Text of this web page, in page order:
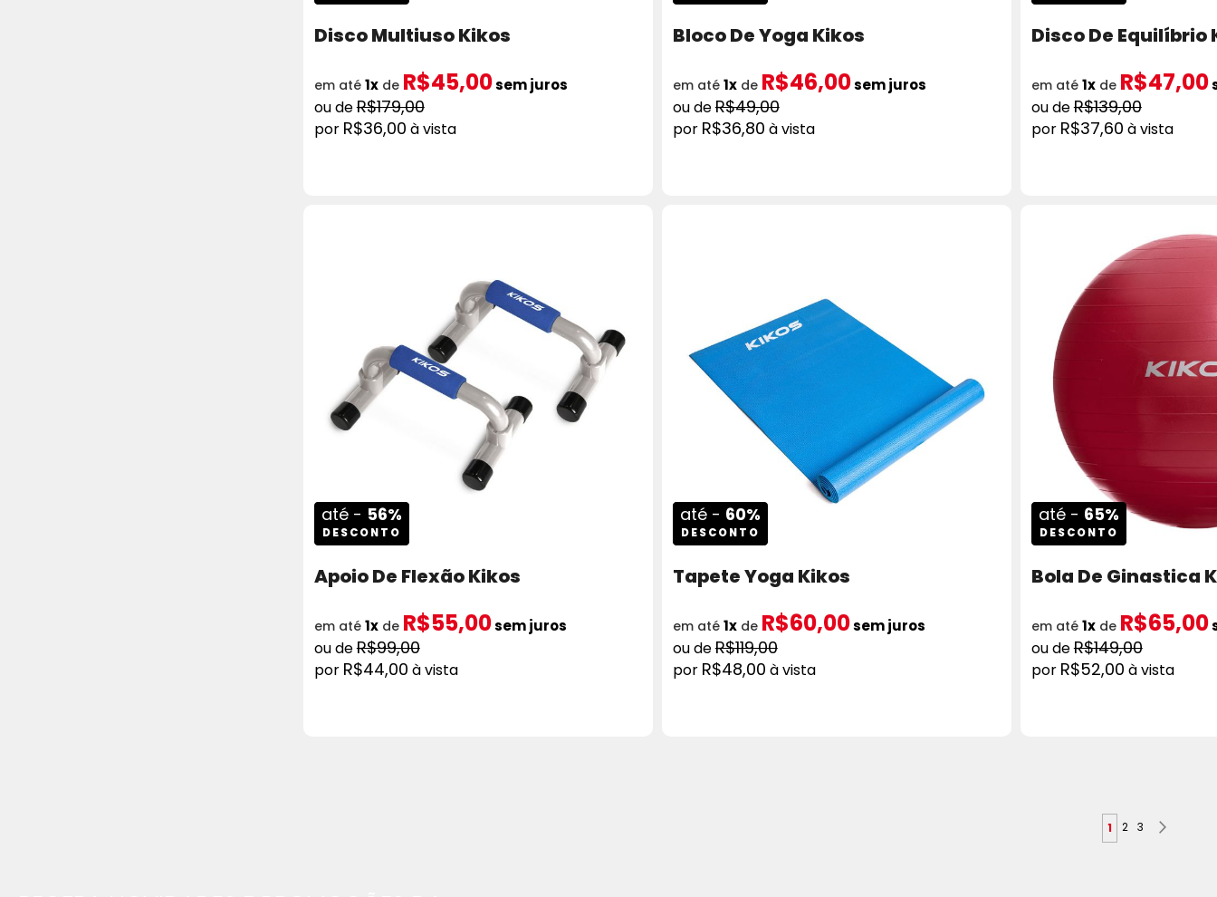
Disco Multiuso Kikos
R$179,00
R$36,00 à vista
em até 1xde R$45,00sem juros
Bloco De Yoga Kikos
R$49,00
R$36,80 à vista
em até 1xde R$46,00sem juros
Disco De Equilíbrio
R$139,00
R$37,60 à vista
em até 1xde R$47,00
até - 56%
DESCONTO
Apoio De Flexão Kikos
R$99,00
R$44,00 à vista
em até 1xde R$55,00sem juros
até - 60%
DESCONTO
Tapete Yoga Kikos
R$119,00
R$48,00 à vista
em até 1xde R$60,00sem juros
até - 65%
DESCONTO
Bola De Ginastica
R$149,00
R$52,00 à vista
em até 1xde R$65,00
Você esta lendo
1 Página
2 Página
3